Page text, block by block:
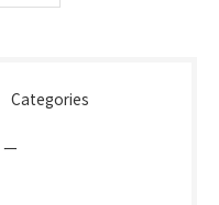
Categories